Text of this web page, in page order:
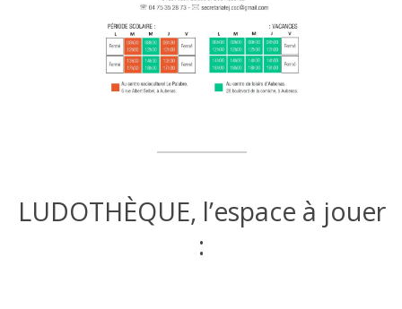
LUDOTHÈQUE, l’espace à jouer
: